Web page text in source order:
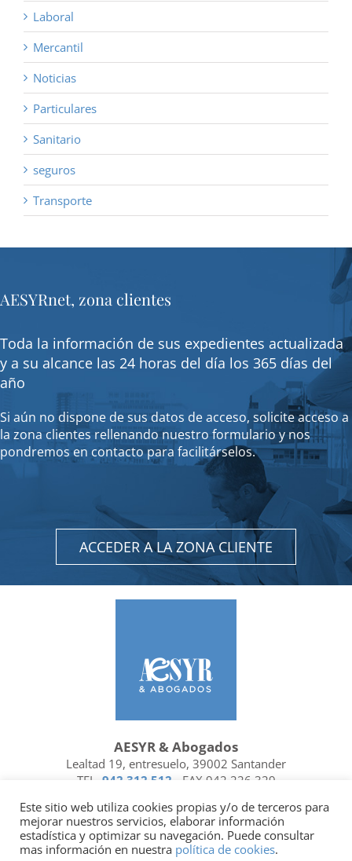
Laboral
Mercantil
Noticias
Particulares
Sanitario
seguros
Transporte
AESYRnet, zona clientes
Toda la información de sus expedientes actualizada
y a su alcance las 24 horas del día los 365 días del
año
Si aún no dispone de sus datos de acceso, solicite acceso a
la zona clientes rellenando nuestro formulario y nos
pondremos en contacto para facilitárselos.
ACCEDER A LA ZONA CLIENTE
AESYR & Abogados
Lealtad 19, entresuelo, 39002 Santander
TEL. 942 312 512 - FAX 942 226 329
FacebookLinkedin
Socio de | Miembro de
Este sitio web utiliza cookies propias y/o de terceros para
mejorar nuestros servicios, elaborar información
estadística y optimizar su navegación. Puede consultar
mas información en nuestra política de cookies.